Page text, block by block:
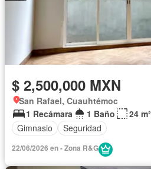
$ 2,500,000 MXN
San Rafael, Cuauhtémoc
1 Recámara
1 Baño
24 m²
Gimnasio
Seguridad
22/06/2026 en - Zona R&G